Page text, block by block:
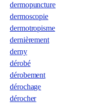
dermopuncture
dermoscopie
dermotropisme
dernièrement
derny
dérobé
dérobement
dérochage
dérocher